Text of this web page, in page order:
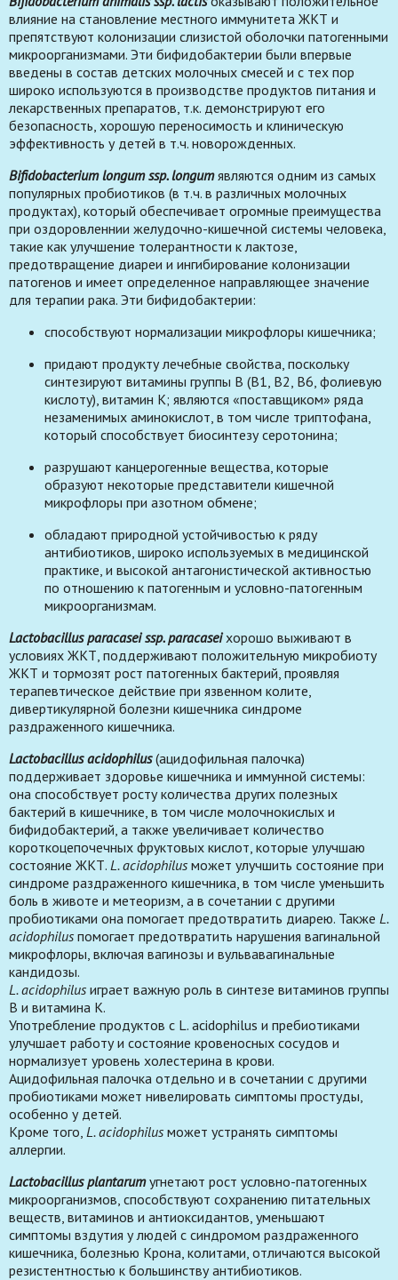
влияние на становление местного иммунитета ЖКТ и
препятствуют колонизации слизистой оболочки патогенными
микроорганизмами. Эти бифидобактерии были впервые
введены в состав детских молочных смесей и с тех пор
широко используются в производстве продуктов питания и
лекарственных препаратов, т.к. демонстрируют его
безопасность, хорошую переносимость и клиническую
эффективность у детей в т.ч. новорожденных.
Bifidobacterium longum ssp. longumявляются одним из самых
популярных пробиотиков (в т.ч. в различных молочных
продуктах), который обеспечивает огромные преимущества
при оздоровленнии желудочно-кишечной системы человека,
такие как улучшение толерантности к лактозе,
предотвращение диареи и ингибирование колонизации
патогенов и имеет определенное направляющее значение
для терапии рака. Эти бифидобактерии:
способствуют нормализации микрофлоры кишечника;
придают продукту лечебные свойства, поскольку
синтезируют витамины группы В (B1, В2, В6, фолиевую
кислоту), витамин К; являются «поставщиком» ряда
незаменимых аминокислот, в том числе триптофана,
который способствует биосинтезу серотонина;
разрушают канцерогенные вещества, которые
образуют некоторые представители кишечной
микрофлоры при азотном обмене;
обладают природной устойчивостью к ряду
антибиотиков, широко используемых в медицинской
практике, и высокой антагонистической активностью
по отношению к патогенным и условно-патогенным
микроорганизмам.
Lactobacillus paracasei ssp. paracaseiхорошо выживают в
условиях ЖКТ, поддерживают положительную микробиоту
ЖКТ и тормозят рост патогенных бактерий, проявляя
терапевтическое действие при язвенном колите,
дивертикулярной болезни кишечника синдроме
раздраженного кишечника.
Lactobacillus acidophilus(ацидофильная палочка)
поддерживает здоровье кишечника и иммунной системы:
она способствует росту количества других полезных
бактерий в кишечнике, в том числе молочнокислых и
бифидобактерий, а также увеличивает количество
короткоцепочечных фруктовых кислот, которые улучшаю
состояние ЖКТ. L. acidophilus может улучшить состояние при
синдроме раздраженного кишечника, в том числе уменьшить
боль в животе и метеоризм, а в сочетании с другими
пробиотиками она помогает предотвратить диарею. Также L.
acidophilus помогает предотвратить нарушения вагинальной
микрофлоры, включая вагинозы и вульвавагинальные
кандидозы.
L. acidophilus играет важную роль в синтезе витаминов группы
В и витамина К.
Употребление продуктов с L. acidophilus и пребиотиками
улучшает работу и состояние кровеносных сосудов и
нормализует уровень холестерина в крови.
Ацидофильная палочка отдельно и в сочетании с другими
пробиотиками может нивелировать симптомы простуды,
особенно у детей.
Кроме того, L. acidophilus может устранять симптомы
аллергии.
Lactobacillus plantarumугнетают рост условно-патогенных
микроорганизмов, способствуют сохранению питательных
веществ, витаминов и антиоксидантов, уменьшают
симптомы вздутия у людей с синдромом раздраженного
кишечника, болезнью Крона, колитами, отличаются высокой
резистентностью к большинству антибиотиков.